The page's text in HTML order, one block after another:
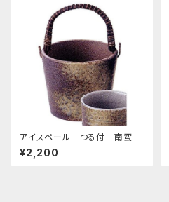
アイスペール つる付 南蛮
¥2,200